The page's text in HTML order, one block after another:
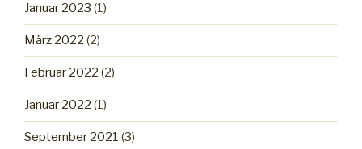
Januar 2023 (1)
März 2022 (2)
Februar 2022 (2)
Januar 2022 (1)
September 2021 (3)